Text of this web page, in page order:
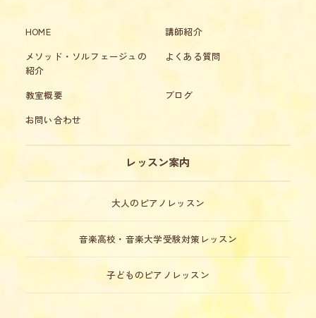
HOME
講師紹介
メソッド・ソルフェージュの
紹介
よくある質問
教室概要
ブログ
お問い合わせ
レッスン案内
大人のピアノレッスン
音楽高校・音楽大学受験対策レッスン
子どものピアノレッスン